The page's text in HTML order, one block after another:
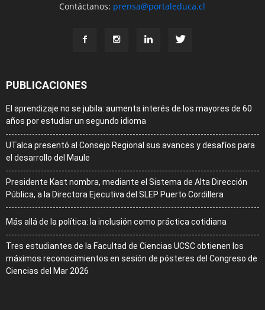
Contáctanos: prensa@portaleduca.cl
PUBLICACIONES
El aprendizaje no se jubila: aumenta interés de los mayores de 60
años por estudiar un segundo idioma
UTalca presentó al Consejo Regional sus avances y desafíos para
el desarrollo del Maule
Presidente Kast nombra, mediante el Sistema de Alta Dirección
Pública, a la Directora Ejecutiva del SLEP Puerto Cordillera
Más allá de la política: la inclusión como práctica cotidiana
Tres estudiantes de la Facultad de Ciencias UCSC obtienen los
máximos reconocimientos en sesión de pósteres del Congreso de
Ciencias del Mar 2026